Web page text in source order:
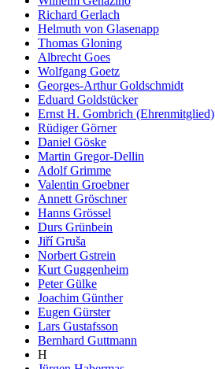
Richard Gerlach
Helmuth von Glasenapp
Thomas Gloning
Albrecht Goes
Wolfgang Goetz
Georges-Arthur Goldschmidt
Eduard Goldstücker
Ernst H. Gombrich (Ehrenmitglied)
Rüdiger Görner
Daniel Göske
Martin Gregor-Dellin
Adolf Grimme
Valentin Groebner
Annett Gröschner
Hanns Grössel
Durs Grünbein
Jiří Gruša
Norbert Gstrein
Kurt Guggenheim
Peter Gülke
Joachim Günther
Eugen Gürster
Lars Gustafsson
Bernhard Guttmann
H